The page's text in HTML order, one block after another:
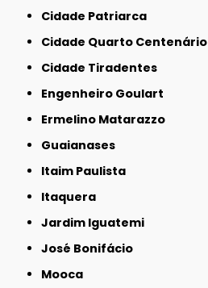
Cidade Patriarca
Cidade Quarto Centenário
Cidade Tiradentes
Engenheiro Goulart
Ermelino Matarazzo
Guaianases
Itaim Paulista
Itaquera
Jardim Iguatemi
José Bonifácio
Mooca